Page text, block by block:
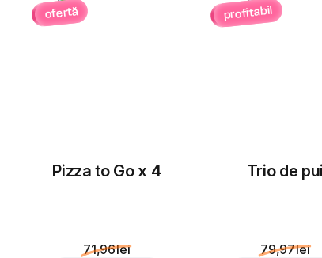
ofertă
Pizza to Go x 4
71,96 lei
profitabil
Trio de
79,97 lei